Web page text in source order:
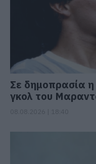
Σε δημοπρασία
γκολ του